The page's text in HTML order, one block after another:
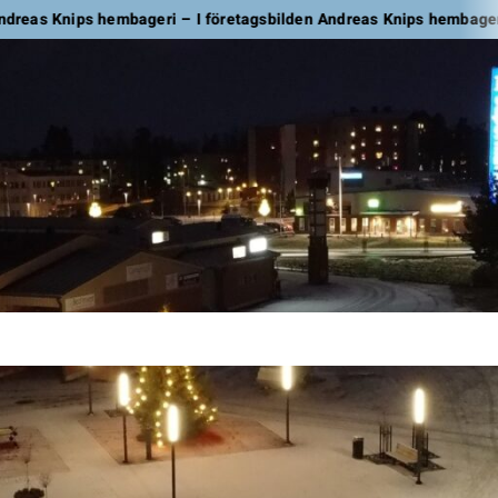
– I företagsbilden Andreas Knips hembageri